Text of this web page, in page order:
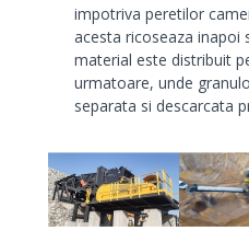
impotriva peretilor
acesta ricoseaza inapoi
material este distribuit
urmatoare, unde
separata si descarcata